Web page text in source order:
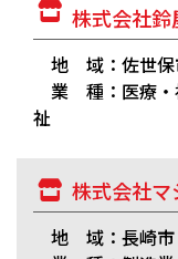
株式会社鈴
地 域：佐世保
業 種：医療・
祉
株式会社マ
地 域：長崎市